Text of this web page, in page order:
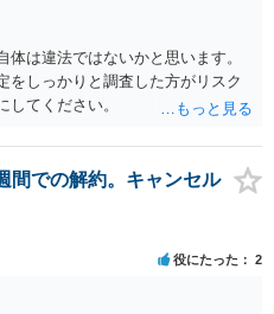
体は違法ではないかと思います。
をしっかりと調査した方がリスク
てください。
間での解約。キャンセル
役にたった 2